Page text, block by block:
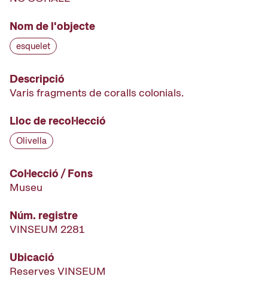
Nom de l'objecte
esquelet
Descripció
Varis fragments de coralls colonials.
Lloc de recol·lecció
Olivella
Col·lecció / Fons
Museu
Núm. registre
VINSEUM 2281
Ubicació
Reserves VINSEUM